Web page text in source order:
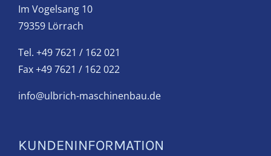
Im Vogelsang 10
79359 Lörrach
Tel. +49 7621 / 162 021
Fax +49 7621 / 162 022
info@ulbrich-maschinenbau.de
KUNDENINFORMATION